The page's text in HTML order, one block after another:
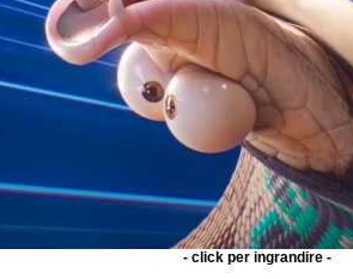
- click per ingrandire -